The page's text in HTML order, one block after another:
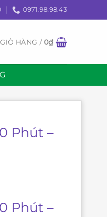
0971.98.98.43
GIỎ HÀNG /0₫
Phút –
Phút –